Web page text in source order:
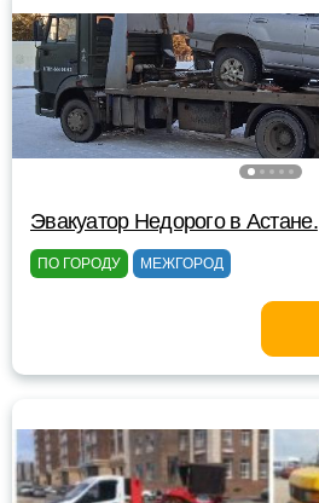
Эвакуатор Недорого в Астане.
ПО ГОРОДУ МЕЖГОРОД